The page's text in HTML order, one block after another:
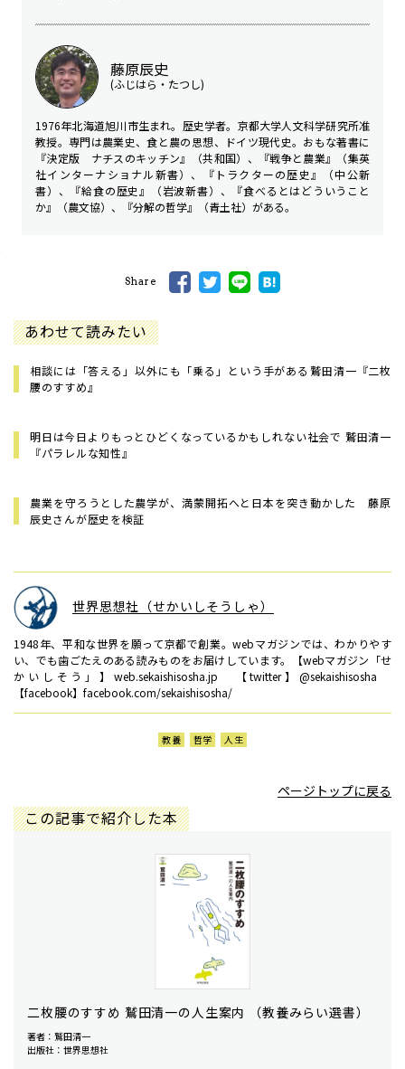
藤原辰史
(ふじはら・たつし)
1976年北海道旭川市生まれ。歴史学者。京都大学人文科学研究所准
教授。専門は農業史、食と農の思想、ドイツ現代史。おもな著書に
『決定版 ナチスのキッチン』（共和国）、『戦争と農業』（集英
社インターナショナル新書）、『トラクターの歴史』（中公新
書）、『給食の歴史』（岩波新書）、『食べるとはどういうこと
か』（農文協）、『分解の哲学』（青土社）がある。
Share
あわせて読みたい
相談には「答える」以外にも「乗る」という手がある――鷲田清一『二枚
腰のすすめ』
明日は今日よりもっとひどくなっているかもしれない社会で 鷲田清一
『パラレルな知性』
農業を守ろうとした農学が、満蒙開拓へと日本を突き動かした 藤原
辰史さんが歴史を検証
世界思想社（せかいしそうしゃ）
1948年、平和な世界を願って京都で創業。webマガジンでは、わかりやす
い、でも歯ごたえのある読みものをお届けしています。【webマガジン「せ
かいしそう」】web.sekaishisosha.jp 【twitter】@sekaishisosha
【facebook】facebook.com/sekaishisosha/
教養 哲学 人生
ページトップに戻る
この記事で紹介した本
二枚腰のすすめ 鷲田清一の人生案内 （教養みらい選書）
著者：鷲田清一
出版社：世界思想社